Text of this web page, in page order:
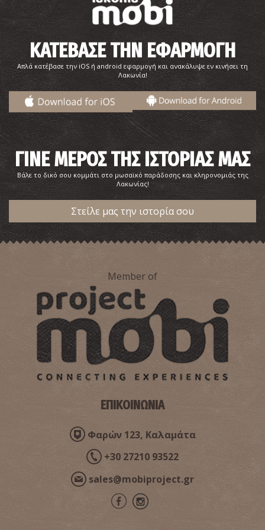
Κάστρο Κολοκυθιάς ή Κάστρο Λουκάδικων
ΒΥΖΑΝΤΙΟ ~2.3Km
Παραλία Βορδώνα
ΠΑΡΑΛΙΕΣ ~5.3Km
Παραλία Αλύπα
ΠΑΡΑΛΙΕΣ ~5.6Km
ΚΑΤΕΒΑΣΕ ΤΗΝ ΕΦΑΡΜΟΓΗ
Απλά κατέβασε την iOS ή android εφαρμογή και ανακάλυψε εν κινήσει τη
Λακωνία!
ΓΙΝΕ ΜΕΡΟΣ ΤΗΣ ΙΣΤΟΡΙΑΣ ΜΑΣ
Βάλε το δικό σου κομμάτι στο μωσαϊκό παράδοσης και κληρονομιάς της
Λακωνίας!
Στείλε μας την ιστορία σου
Member of
ΕΠΙΚΟΙΝΩΝΙΑ
Φαρών 123, Καλαμάτα
+30 27210 93522
sales@mobiproject.gr